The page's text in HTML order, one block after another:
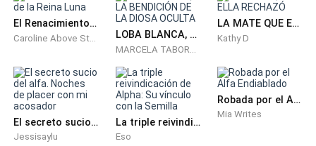
sonrió Esmeralda con sorna, envolviendo sus brazos
alrededor del cuello de él.
—Esta noche lo cambia todo.
No pude quedarme callada más tiempo. El dolor en mi
pecho se retorció en una ira aguda y sofocante.
Empujé la puerta, la madera golpeando la pared con un
El Renacimiento de la Reina Luna
LOBA BLANCA, LA BENDICIÓN DE LA DIOSA OCULTA
LA MATE QUE ELLA RECHAZÓ
Kathy D
El secreto sucio del alfa. Noches de placer con mi acosador
Jessisaylu
La triple reivindicación de Alpha: Su vínculo con la Semilla
Eso
Robada por el Alfa Endiablado
Mia Writes